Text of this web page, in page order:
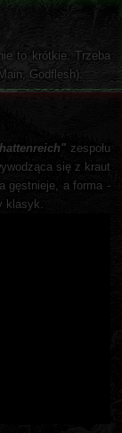
to krótkie. Trzeba
Godflesh).
zespołu
się z kraut
gęstnieje, a forma -
klasyk.